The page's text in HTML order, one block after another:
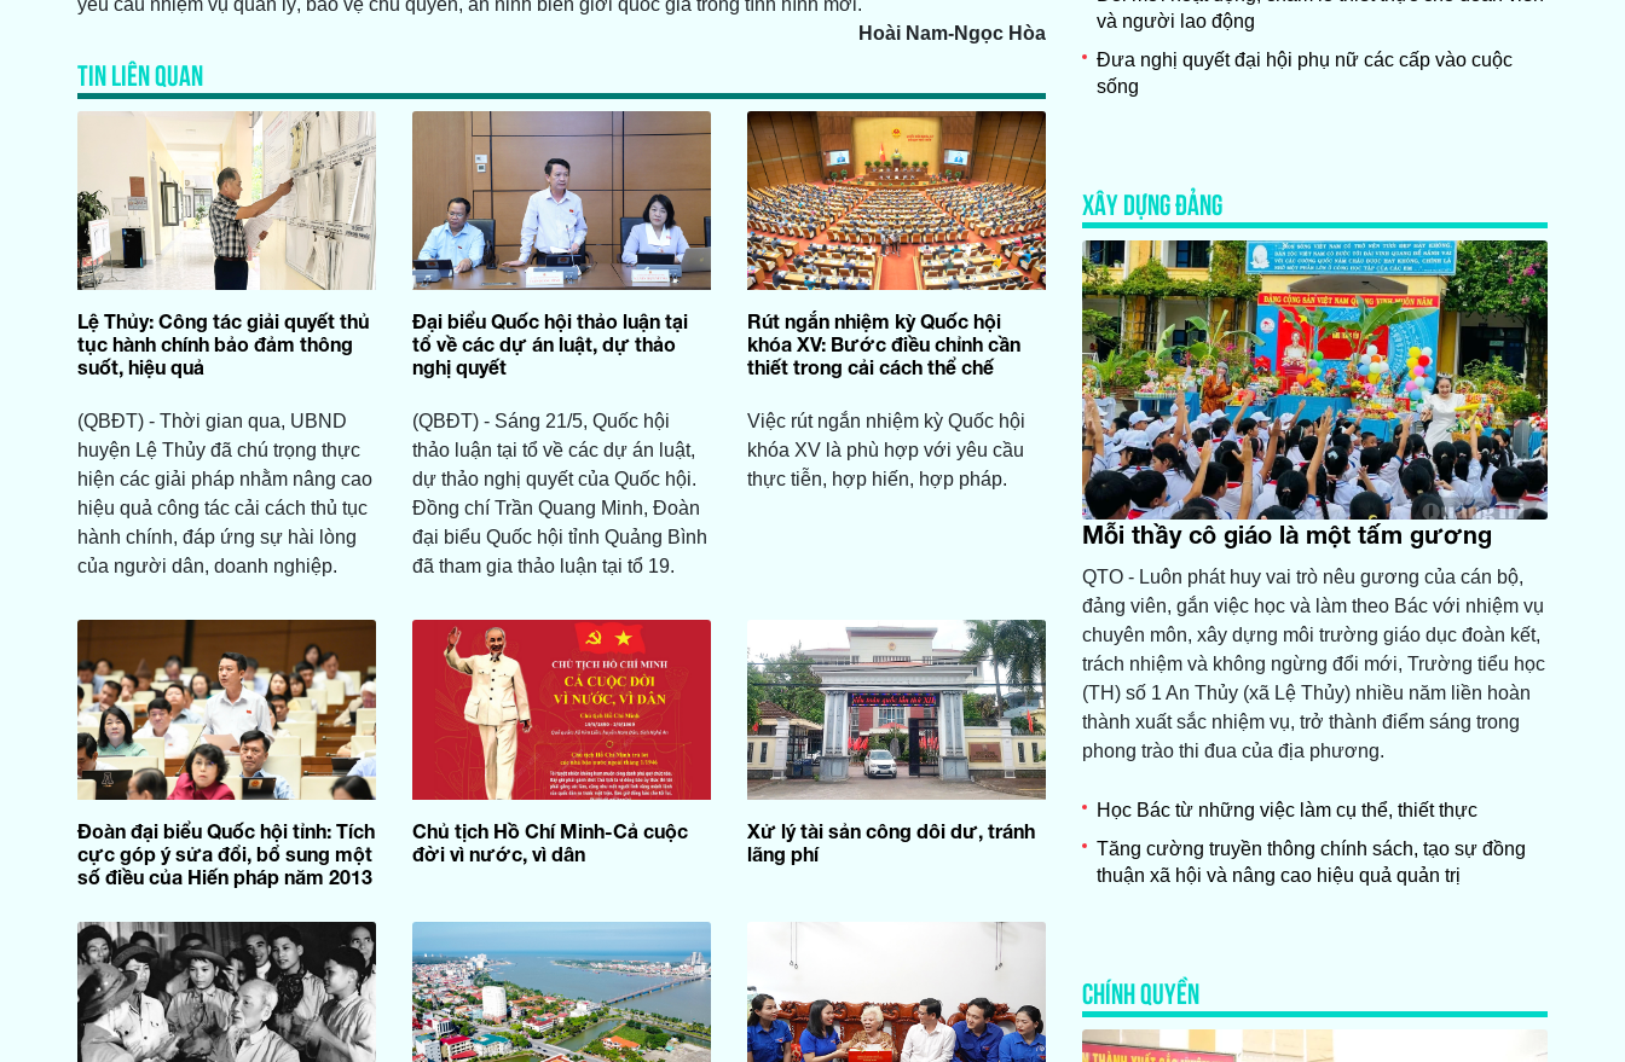
yêu cầu nhiệm vụ quản lý, bảo vệ chủ quyền, an ninh biên giới quốc gia trong tình hình mới.
Hoài Nam-Ngọc Hòa
TIN LIÊN QUAN
Lệ Thủy: Công tác giải quyết thủ
tục hành chính bảo đảm thông
suốt, hiệu quả
(QBĐT) - Thời gian qua, UBND
huyện Lệ Thủy đã chú trọng thực
hiện các giải pháp nhằm nâng cao
hiệu quả công tác cải cách thủ tục
hành chính, đáp ứng sự hài lòng
của người dân, doanh nghiệp.
Đại biểu Quốc hội thảo luận tại
tổ về các dự án luật, dự thảo
nghị quyết
(QBĐT) - Sáng 21/5, Quốc hội
thảo luận tại tổ về các dự án luật,
dự thảo nghị quyết của Quốc hội.
Đồng chí Trần Quang Minh, Đoàn
đại biểu Quốc hội tỉnh Quảng Bình
đã tham gia thảo luận tại tổ 19.
Rút ngắn nhiệm kỳ Quốc hội
khóa XV: Bước điều chỉnh cần
thiết trong cải cách thể chế
Việc rút ngắn nhiệm kỳ Quốc hội
khóa XV là phù hợp với yêu cầu
thực tiễn, hợp hiến, hợp pháp.
Đoàn đại biểu Quốc hội tỉnh: Tích
cực góp ý sửa đổi, bổ sung một
số điều của Hiến pháp năm 2013
Chủ tịch Hồ Chí Minh-Cả cuộc
đời vì nước, vì dân
Xử lý tài sản công dôi dư, tránh
lãng phí
và người lao động
Đưa nghị quyết đại hội phụ nữ các cấp vào cuộc
sống
XÂY DỰNG ĐẢNG
Mỗi thầy cô giáo là một tấm gương
QTO - Luôn phát huy vai trò nêu gương của cán bộ,
đảng viên, gắn việc học và làm theo Bác với nhiệm vụ
chuyên môn, xây dựng môi trường giáo dục đoàn kết,
trách nhiệm và không ngừng đổi mới, Trường tiểu học
(TH) số 1 An Thủy (xã Lệ Thủy) nhiều năm liền hoàn
thành xuất sắc nhiệm vụ, trở thành điểm sáng trong
phong trào thi đua của địa phương.
Học Bác từ những việc làm cụ thể, thiết thực
Tăng cường truyền thông chính sách, tạo sự đồng
thuận xã hội và nâng cao hiệu quả quản trị
CHÍNH QUYỀN